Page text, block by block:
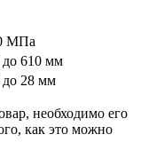
МПа
610 мм
28 мм
необходимо его
как это можно